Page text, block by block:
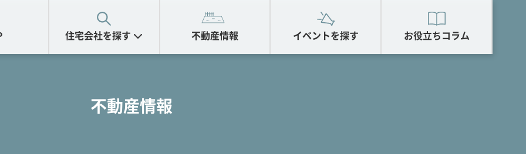
住宅会社を探す 不動産情報 イベントを探す お役立ちコラム
不動産情報